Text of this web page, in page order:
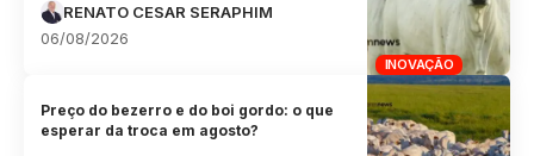
INOVAÇÃO
RENATO CESAR SERAPHIM
06/08/2026
Preço do bezerro e do boi gordo: o que
esperar da troca em agosto?